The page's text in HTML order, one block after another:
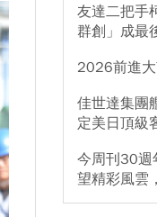
友達二把手
群創」成最
2026前進
佳世達集團
定美日頂級
今周刊30週
望精彩風雲